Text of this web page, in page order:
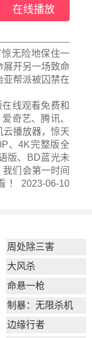
在线播放
无险地保住一
展开另一场致命
亚帮派被囚禁在
线观看免费和
奇艺、腾讯、
云播放器，惊天
、4K完整版全
版、BD蓝光未
们会第一时间
！ 2023-06-10
周处除三害
大风杀
命悬一枪
制暴：无限杀机
边缘行者